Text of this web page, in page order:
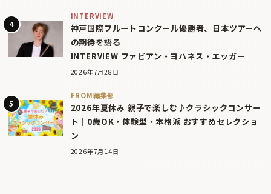
INTERVIEW
神戸国際フルートコンクール優勝者、日本ツアーへ
の期待を語る
INTERVIEW ファビアン・ヨハネス・エッガー
2026年7月28日
FROM編集部
2026年夏休み 親子で楽しむ♪クラシックコンサー
ト｜0歳OK・体験型・本格派 おすすめセレクショ
ン
2026年7月14日